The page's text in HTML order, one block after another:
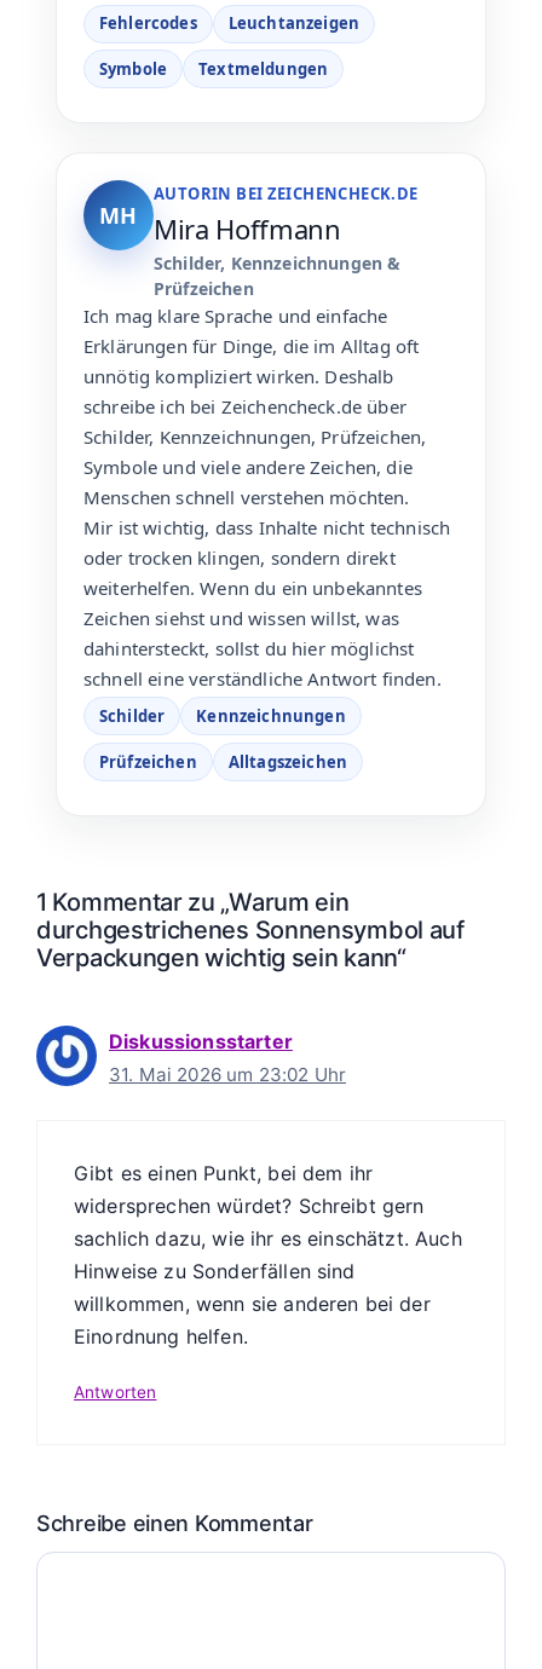
Fehlercodes Leuchtanzeigen
Symbole Textmeldungen
MH
AUTORIN BEI ZEICHENCHECK.DE
Mira Hoffmann
Schilder, Kennzeichnungen &
Prüfzeichen
Ich mag klare Sprache und einfache
Erklärungen für Dinge, die im Alltag oft
unnötig kompliziert wirken. Deshalb
schreibe ich bei Zeichencheck.de über
Schilder, Kennzeichnungen, Prüfzeichen,
Symbole und viele andere Zeichen, die
Menschen schnell verstehen möchten.
Mir ist wichtig, dass Inhalte nicht technisch
oder trocken klingen, sondern direkt
weiterhelfen. Wenn du ein unbekanntes
Zeichen siehst und wissen willst, was
dahintersteckt, sollst du hier möglichst
schnell eine verständliche Antwort finden.
Schilder Kennzeichnungen
Prüfzeichen Alltagszeichen
1 Kommentar zu „Warum ein
durchgestrichenes Sonnensymbol auf
Verpackungen wichtig sein kann“
Diskussionsstarter
31. Mai 2026 um 23:02 Uhr
Gibt es einen Punkt, bei dem ihr
widersprechen würdet? Schreibt gern
sachlich dazu, wie ihr es einschätzt. Auch
Hinweise zu Sonderfällen sind
willkommen, wenn sie anderen bei der
Einordnung helfen.
Antworten
Schreibe einen Kommentar
Kommentar